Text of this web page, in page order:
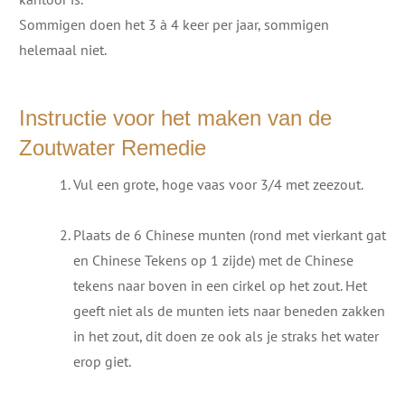
Sommigen doen het 3 à 4 keer per jaar, sommigen
helemaal niet.
Instructie voor het maken van de
Zoutwater Remedie
Vul een grote, hoge vaas voor 3/4 met zeezout.
Plaats de 6 Chinese munten (rond met vierkant gat
en Chinese Tekens op 1 zijde) met de Chinese
tekens naar boven in een cirkel op het zout. Het
geeft niet als de munten iets naar beneden zakken
in het zout, dit doen ze ook als je straks het water
erop giet.